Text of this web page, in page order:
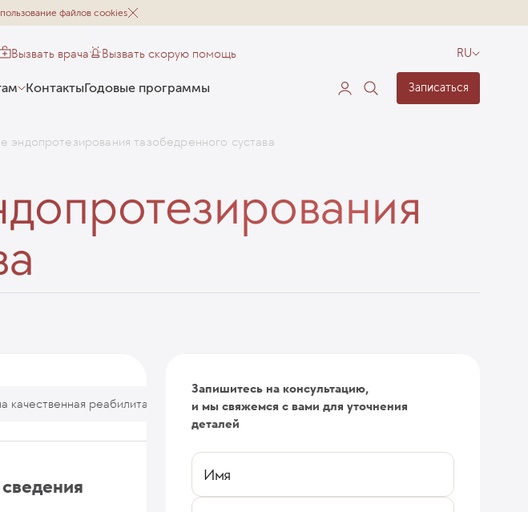
файлов cookies
Вызвать врача Вызвать скорую помощь RU
КонтактыГодовые программы Записаться
эндопротезирования тазобедренного сустава
качественная реабилитация? Этапы реабилитации после замены ТБС
Запишитесь на консультацию,
и мы свяжемся с вами для уточнения
деталей
Имя